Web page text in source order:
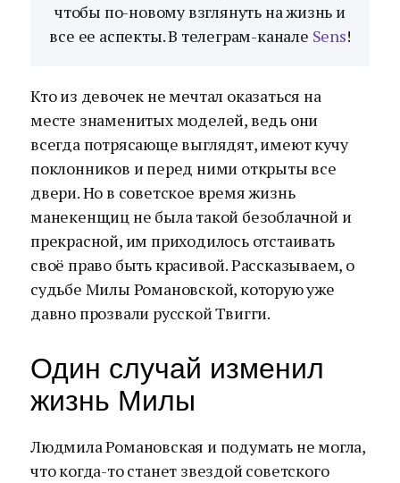
чтобы по-новому взглянуть на жизнь и
все ее аспекты. В телеграм-канале Sens!
Кто из девочек не мечтал оказаться на
месте знаменитых моделей, ведь они
всегда потрясающе выглядят, имеют кучу
поклонников и перед ними открыты все
двери. Но в советское время жизнь
манекенщиц не была такой безоблачной и
прекрасной, им приходилось отстаивать
своё право быть красивой. Рассказываем, о
судьбе Милы Романовской, которую уже
давно прозвали русской Твигги.
Один случай изменил
жизнь Милы
Людмила Романовская и подумать не могла,
что когда-то станет звездой советского